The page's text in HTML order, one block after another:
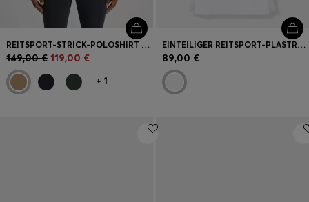
REITSPORT-STRICK-POLOSHIRT AUS STRETCH-BAUMWOLLE MIT LOGO-PATCH
149,00 € 119,00 €
+ 1
EINTEILIGER REITSPORT-PLASTRON MIT CHARAKTERISTISCHEM STREIFEN
89,00 €